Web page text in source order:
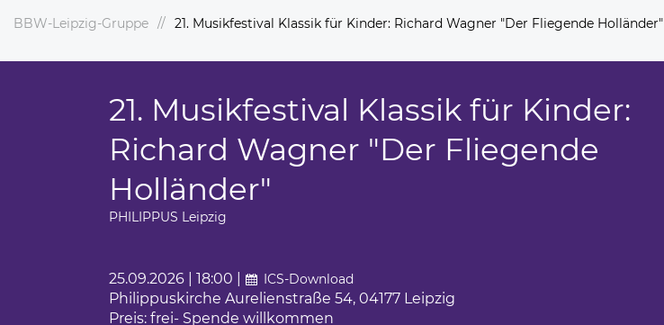
Engagement
Spenden
Ferienfahrten für Menschen mit Autismus
Sportwochen der Wolfgang-Mutzeck-Schule
Ein Rollstuhl-Transportrad für Philippus
BBW-Leipzig-Gruppe 21. Musikfestival Klassik für Kinder: Richard Wagner "Der Fliegende Holländer"
21. Musikfestival Klassik für Kinder:
Richard Wagner "Der Fliegende
Holländer"
PHILIPPUS Leipzig
25.09.2026 | 18:00 | ICS-Download
Philippuskirche Aurelienstraße 54, 04177 Leipzig
Preis: frei- Spende willkommen